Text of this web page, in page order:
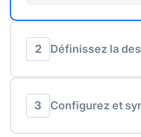
2 Définissez la
3 Configurez et